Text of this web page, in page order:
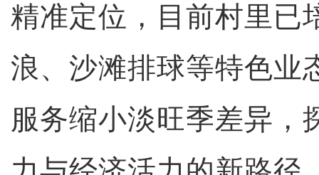
精准定位，目前村里已
浪、沙滩排球等特色业
服务缩小淡旺季差异，